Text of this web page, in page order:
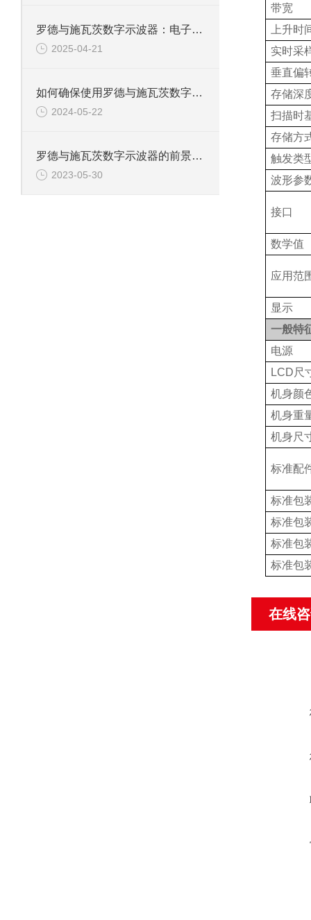
罗德与施瓦茨数字示波器：电子工程师的精准测量设备
2025-04-21
如何确保使用罗德与施瓦茨数字示波器的安全性？
2024-05-22
罗德与施瓦茨数字示波器的前景和发展怎样？
2023-05-30
带宽
上升时
实时采
垂直偏
存储深
扫描时
存储方
触发类
波形参
接口
数学值
应用范
显示
一般特
电源
LCD尺
机身颜
机身重
机身尺
标准配
标准包
标准包
标准包
标准包
在线